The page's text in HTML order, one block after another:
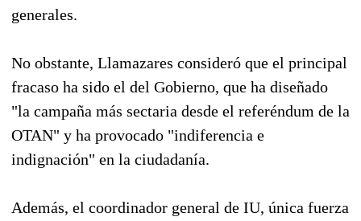
generales.
No obstante, Llamazares consideró que el principal
fracaso ha sido el del Gobierno, que ha diseñado
"la campaña más sectaria desde el referéndum de la
OTAN" y ha provocado "indiferencia e
indignación" en la ciudadanía.
Además, el coordinador general de IU, única fuerza